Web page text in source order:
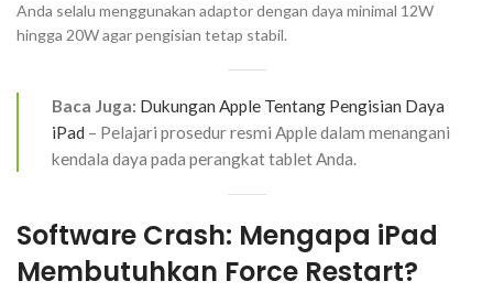
Anda selalu menggunakan adaptor dengan daya minimal 12W
hingga 20W agar pengisian tetap stabil.
Baca Juga: Dukungan Apple Tentang Pengisian Daya
iPad – Pelajari prosedur resmi Apple dalam menangani
kendala daya pada perangkat tablet Anda.
Software Crash: Mengapa iPad
Membutuhkan Force Restart?